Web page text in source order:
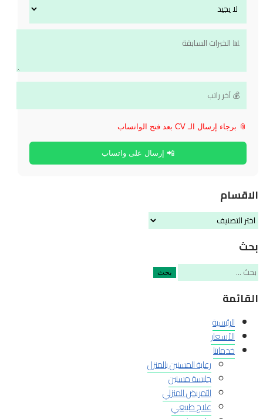
📎 برجاء إرسال الـ CV بعد فتح الواتساب
📲 إرسال على واتساب
الاقسام
الاقسام
بحث
البحث
عن:
القائمة
الرئيسية
الآسعار
خدماتنا
رعاية المسنين بالمنزل
جليسة مسنين
التمريض المنزلي
علاج طبيعي